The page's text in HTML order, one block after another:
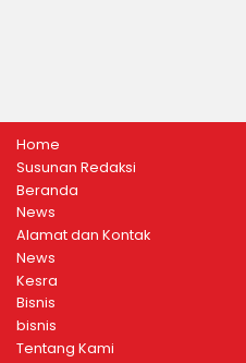
Home
Susunan Redaksi
Beranda
News
Alamat dan Kontak
News
Kesra
Bisnis
bisnis
Tentang Kami